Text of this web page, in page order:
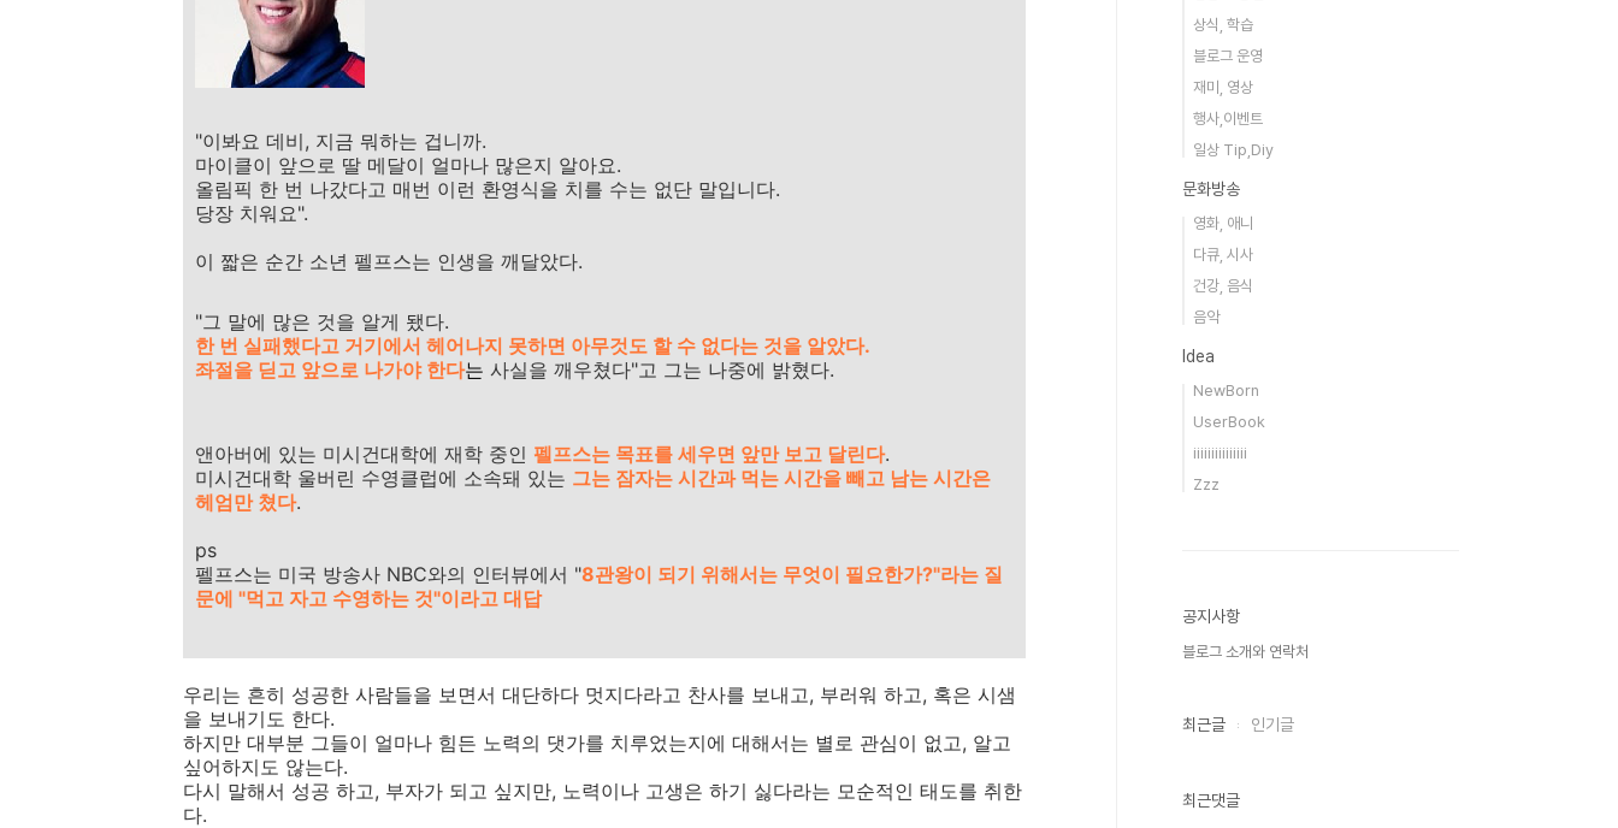
"이봐요 데비, 지금 뭐하는 겁니까.
마이클이 앞으로 딸 메달이 얼마나 많은지 알아요.
올림픽 한 번 나갔다고 매번 이런 환영식을 치를 수는 없단 말입니다.
당장 치워요".
이 짧은 순간 소년 펠프스는 인생을 깨달았다.
"그 말에 많은 것을 알게 됐다.
한 번 실패했다고 거기에서 헤어나지 못하면 아무것도 할 수 없다는 것을 알았다.
좌절을 딛고 앞으로 나가야 한다는 사실을 깨우쳤다"고 그는 나중에 밝혔다.
앤아버에 있는 미시건대학에 재학 중인 펠프스는 목표를 세우면 앞만 보고 달린다.
미시건대학 울버린 수영클럽에 소속돼 있는 그는 잠자는 시간과 먹는 시간을 빼고 남는 시간은
헤엄만 쳤다.
ps
펠프스는 미국 방송사 NBC와의 인터뷰에서 "8관왕이 되기 위해서는 무엇이 필요한가?"라는 질
문에 "먹고 자고 수영하는 것"이라고 대답
우리는 흔히 성공한 사람들을 보면서 대단하다 멋지다라고 찬사를 보내고, 부러워 하고, 혹은 시샘
을 보내기도 한다.
하지만 대부분 그들이 얼마나 힘든 노력의 댓가를 치루었는지에 대해서는 별로 관심이 없고, 알고
싶어하지도 않는다.
다시 말해서 성공 하고, 부자가 되고 싶지만, 노력이나 고생은 하기 싫다라는 모순적인 태도를 취한
다.
상식, 학습
블로그 운영
재미, 영상
행사,이벤트
일상 Tip,Diy
문화방송
영화, 애니
다큐, 시사
건강, 음식
음악
Idea
NewBorn
UserBook
iiiiiiiiiiiiiii
Zzz
공지사항
블로그 소개와 연락처
최근글 인기글
최근댓글